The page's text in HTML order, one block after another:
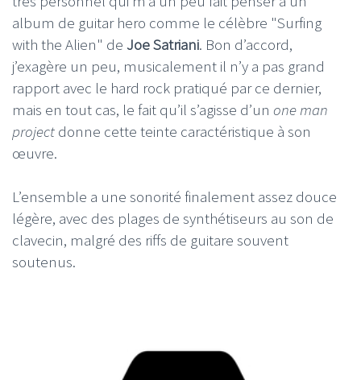
album de guitar hero comme le célèbre "Surfing
with the Alien" de Joe Satriani. Bon d’accord,
j’exagère un peu, musicalement il n’y a pas grand
rapport avec le hard rock pratiqué par ce dernier,
mais en tout cas, le fait qu’il s’agisse d’un one man
project donne cette teinte caractéristique à son
œuvre.
L’ensemble a une sonorité finalement assez douce
légère, avec des plages de synthétiseurs au son de
clavecin, malgré des riffs de guitare souvent
soutenus.